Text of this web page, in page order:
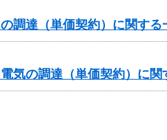
調達（単価契約）に関する
気の調達（単価契約）に